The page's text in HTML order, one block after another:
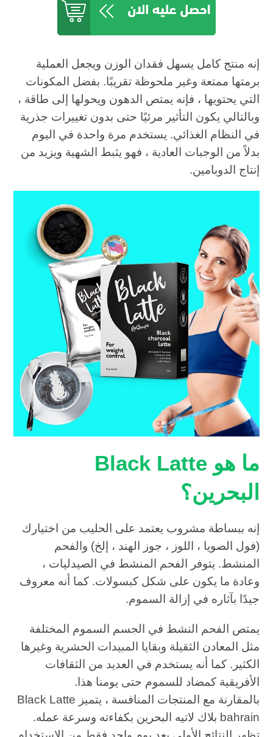
إنه منتج كامل يسهل فقدان الوزن ويجعل العملية
برمتها ممتعة وغير ملحوظة تقريبًا. بفضل المكونات
التي يحتويها ، فإنه يمتص الدهون ويحولها إلى طاقة ،
وبالتالي يكون التأثير مرئيًا حتى بدون تغييرات جذرية
في النظام الغذائي. يستخدم مرة واحدة في اليوم
بدلاً من الوجبات العادية ، فهو يثبط الشهية ويزيد من
إنتاج الدوبامين.
ما هو Black Latte
البحرين؟
إنه ببساطة مشروب يعتمد على الحليب من اختيارك
(فول الصويا ، اللوز ، جوز الهند ، إلخ) والفحم
المنشط. يتوفر الفحم المنشط في الصيدليات ،
وعادة ما يكون على شكل كبسولات. كما أنه معروف
جيدًا بآثاره في إزالة السموم.
يمتص الفحم النشط في الجسم السموم المختلفة
مثل المعادن الثقيلة وبقايا المبيدات الحشرية وغيرها
الكثير. كما أنه يستخدم في العديد من الثقافات
الأفريقية كمضاد للسموم حتى يومنا هذا.
بالمقارنة مع المنتجات المنافسة ، يتميز Black Latte
bahrain بلاك لاتيه البحرين بكفاءته وسرعة عمله.